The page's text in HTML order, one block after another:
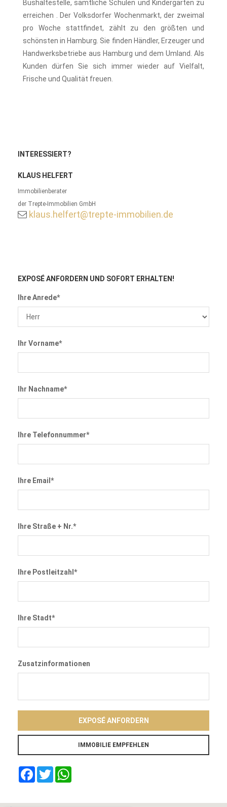
Bushaltestelle, sämtliche Schulen und Kindergärten zu
erreichen . Der Volksdorfer Wochenmarkt, der zweimal
pro Woche stattfindet, zählt zu den größten und
schönsten in Hamburg. Sie finden Händler, Erzeuger und
Handwerksbetriebe aus Hamburg und dem Umland. Als
Kunden dürfen Sie sich immer wieder auf Vielfalt,
Frische und Qualität freuen.
INTERESSIERT?
KLAUS HELFERT
Immobilienberater
der Trepte-Immobilien GmbH
klaus.helfert@trepte-immobilien.de
EXPOSÉ ANFORDERN UND SOFORT ERHALTEN!
Ihre Anrede*
Ihr Vorname*
Ihr Nachname*
Ihre Telefonnummer*
Ihre Email*
Ihre Straße + Nr.*
Ihre Postleitzahl*
Ihre Stadt*
Zusatzinformationen
EXPOSÉ ANFORDERN
Facebook
Twitter